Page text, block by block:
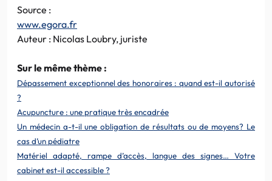
Source :
www.egora.fr
Auteur : Nicolas Loubry, juriste
Sur le même thème :
Dépassement exceptionnel des honoraires : quand est-il autorisé
?
Acupuncture : une pratique très encadrée
Un médecin a-t-il une obligation de résultats ou de moyens? Le
cas d’un pédiatre
Matériel adapté, rampe d’accès, langue des signes… Votre
cabinet est-il accessible ?